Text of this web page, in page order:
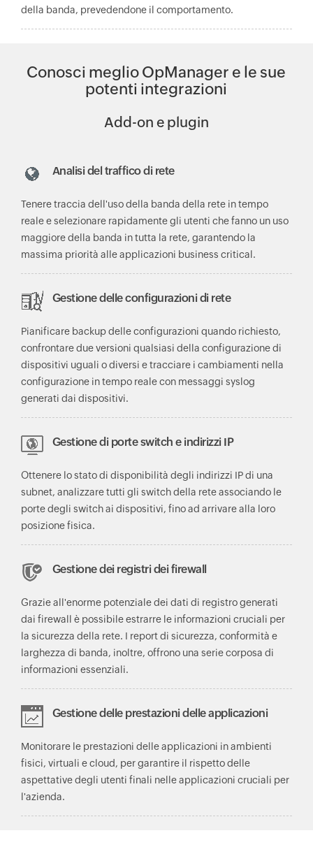
della banda, prevedendone il comportamento.
Conosci meglio OpManager e le sue
potenti integrazioni
Add-on e plugin
Analisi del traffico di rete
Tenere traccia dell'uso della banda della rete in tempo
reale e selezionare rapidamente gli utenti che fanno un uso
maggiore della banda in tutta la rete, garantendo la
massima priorità alle applicazioni business critical.
Gestione delle configurazioni di rete
Pianificare backup delle configurazioni quando richiesto,
confrontare due versioni qualsiasi della configurazione di
dispositivi uguali o diversi e tracciare i cambiamenti nella
configurazione in tempo reale con messaggi syslog
generati dai dispositivi.
Gestione di porte switch e indirizzi IP
Ottenere lo stato di disponibilità degli indirizzi IP di una
subnet, analizzare tutti gli switch della rete associando le
porte degli switch ai dispositivi, fino ad arrivare alla loro
posizione fisica.
Gestione dei registri dei firewall
Grazie all'enorme potenziale dei dati di registro generati
dai firewall è possibile estrarre le informazioni cruciali per
la sicurezza della rete. I report di sicurezza, conformità e
larghezza di banda, inoltre, offrono una serie corposa di
informazioni essenziali.
Gestione delle prestazioni delle applicazioni
Monitorare le prestazioni delle applicazioni in ambienti
fisici, virtuali e cloud, per garantire il rispetto delle
aspettative degli utenti finali nelle applicazioni cruciali per
l'azienda.